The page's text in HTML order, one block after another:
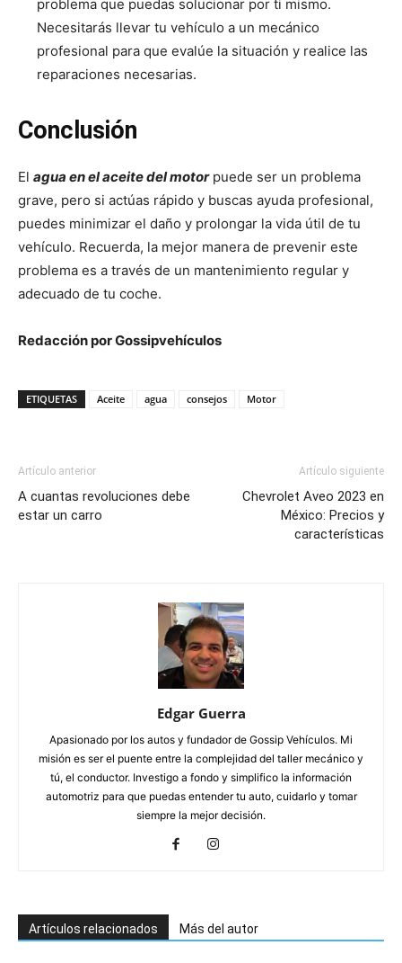
problema que puedas solucionar por ti mismo.
Necesitarás llevar tu vehículo a un mecánico
profesional para que evalúe la situación y realice las
reparaciones necesarias.
Conclusión
El agua en el aceite del motorpuede ser un problema
grave, pero si actúas rápido y buscas ayuda profesional,
puedes minimizar el daño y prolongar la vida útil de tu
vehículo. Recuerda, la mejor manera de prevenir este
problema es a través de un mantenimiento regular y
adecuado de tu coche.
Redacción por Gossipvehículos
ETIQUETAS Aceite agua consejos Motor
Artículo anterior
A cuantas revoluciones debe
estar un carro
Artículo siguiente
Chevrolet Aveo 2023 en
México: Precios y
características
Edgar Guerra
Apasionado por los autos y fundador de Gossip Vehículos. Mi
misión es ser el puente entre la complejidad del taller mecánico y
tú, el conductor. Investigo a fondo y simplifico la información
automotriz para que puedas entender tu auto, cuidarlo y tomar
siempre la mejor decisión.
Artículos relacionados Más del autor